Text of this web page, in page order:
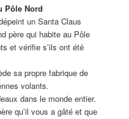
Pôle Nord
un Santa Claus
père qui habite au Pôle
et vérifie s’ils ont été
sa propre fabrique de
volants.
dans le monde entier.
qu’il vous a gâté et que